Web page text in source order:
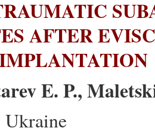
AFTER
E. P.,
Ukraine